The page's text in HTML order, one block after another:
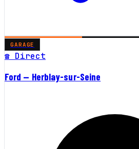
GARAGE
☎ Direct
Ford — Herblay-sur-Seine